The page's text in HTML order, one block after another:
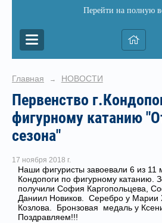
Перейти на полную
Главная → НОВОСТИ
Первенство
фигурному катанию
сезона"
17 ноября 2018 г.
Наши фигуристы завоевали 6 из 11
Кондопоги по фигурному катанию.
получили София Каргопольцева,
Даниил Новиков. Серебро у Марии
Козлова. Бронзовая медаль у
Поздравляем!!!